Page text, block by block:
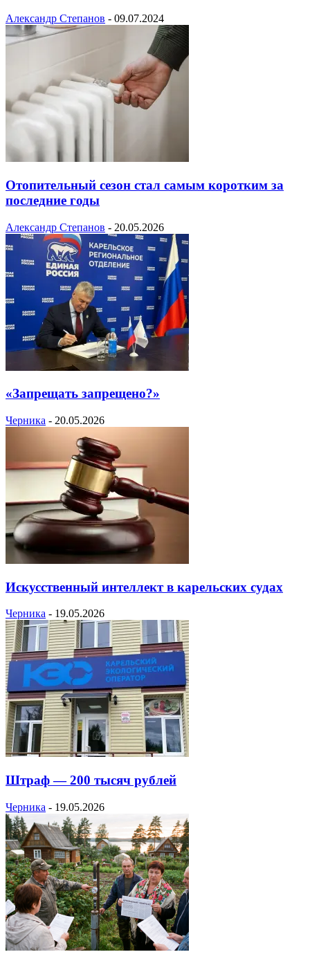
Александр Степанов - 09.07.2024
Отопительный сезон стал самым коротким за
последние годы
Александр Степанов - 20.05.2026
«Запрещать запрещено?»
Черника - 20.05.2026
Искусственный интеллект в карельских судах
Черника - 19.05.2026
Штраф — 200 тысяч рублей
Черника - 19.05.2026